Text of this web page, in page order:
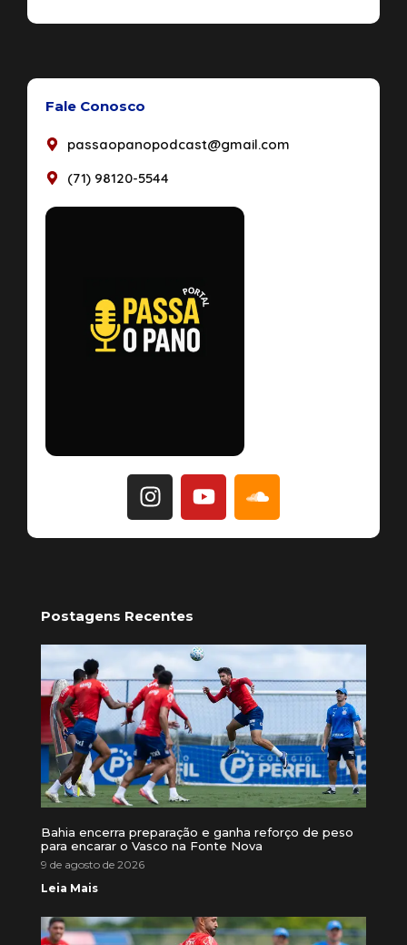
Fale Conosco
passaopanopodcast@gmail.com
(71) 98120-5544
Postagens Recentes
Bahia encerra preparação e ganha reforço de peso
para encarar o Vasco na Fonte Nova
9 de agosto de 2026
Leia Mais